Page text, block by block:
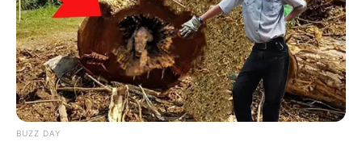
BUZZ DAY